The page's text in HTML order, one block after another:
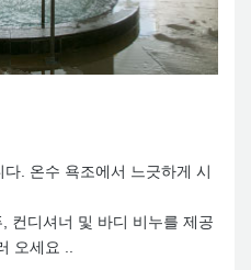
. 온수 욕조에서 느긋하게 시
컨디셔너 및 바디 비누를 제공
오세요 ..